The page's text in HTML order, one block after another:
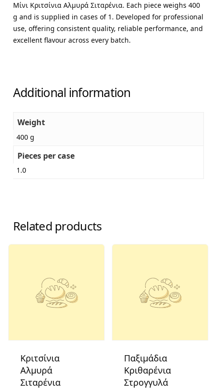
Μίνι Κριτσίνια Αλμυρά Σιταρένια. Each piece weighs 400
g and is supplied in cases of 1. Developed for professional
use, offering consistent quality, reliable performance, and
excellent flavour across every batch.
Additional information
Weight
400 g
Pieces per case
1.0
Related products
Κριτσίνια
Αλμυρά
Σιταρένια
Παξιμάδια
Κριθαρένια
Στρογγυλά